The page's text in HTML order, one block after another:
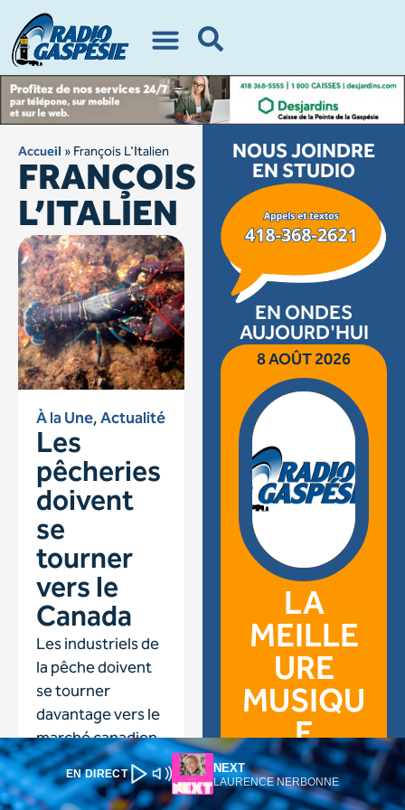
EN DIRECT NEXT
LAURENCE NERBONNE